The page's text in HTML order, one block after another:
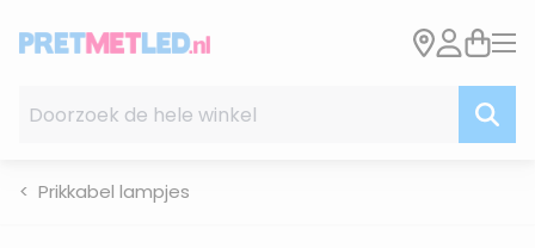
Prikkabel lampjes